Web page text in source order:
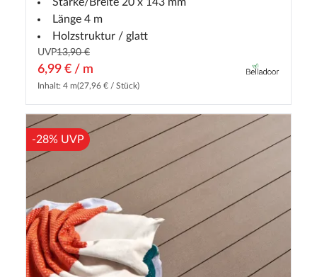
Stärke/Breite 20 x 143 mm
Länge 4 m
Holzstruktur / glatt
UVP13,90 €
6,99 € / m
Inhalt: 4 m(27,96 € / Stück)
-28% UVP